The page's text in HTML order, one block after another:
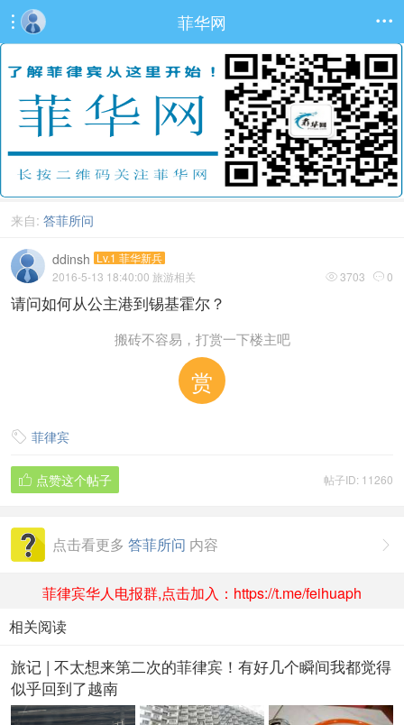
 菲华网 
来自: 答菲所问
ddinsh Lv.1 菲华新兵
 3703  0
2016-5-13 18:40:00 旅游相关
请问如何从公主港到锡基霍尔？
搬砖不容易，打赏一下楼主吧
赏
 菲律宾
帖子ID: 11260
 点赞这个帖子

点击看更多 答菲所问 内容
菲律宾华人电报群,点击加入：https://t.me/feihuaph
相关阅读
旅记 | 不太想来第二次的菲律宾！有好几个瞬间我都觉得
似乎回到了越南